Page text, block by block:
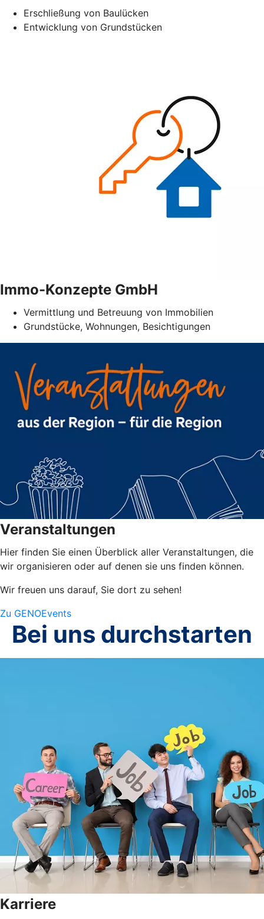
Erschließung von Baulücken
Entwicklung von Grundstücken
Immo-Konzepte GmbH
Vermittlung und Betreuung von Immobilien
Grundstücke, Wohnungen, Besichtigungen
Veranstaltungen
Hier finden Sie einen Überblick aller Veranstaltungen, die
wir organisieren oder auf denen sie uns finden können.
Wir freuen uns darauf, Sie dort zu sehen!
Zu GENOEvents
Bei uns durchstarten
Karriere